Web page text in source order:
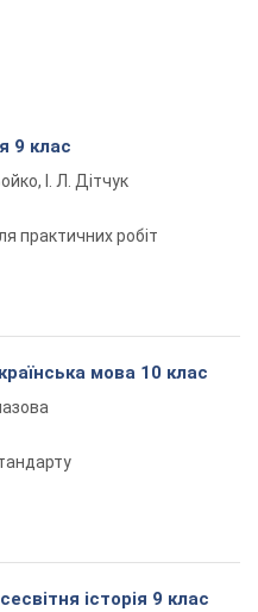
9 клас
І. Л. Дітчук
практичних робіт
мова 10 клас
історія 9 клас